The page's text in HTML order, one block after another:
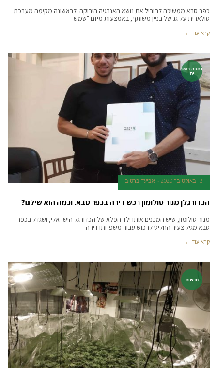
כפר סבא ממשיכה להוביל את נושא האנרגיה הירוקה ולראשונה מקימה מערכת
סולארית על גג של בניין משותף, באמצעות מיזם "שמש
קרא עוד ←
כתבה ראש
ית
13 באוקטובר 2020 אביעד ברטוב
הכדורגלן מנור סולומון רכש דירה בכפר סבא. וכמה הוא שילם?
מנור סולומון, שיש המכנים אותו ילד הפלא של הכדורגל הישראלי, ושגדל בכפר
סבא מגיל צעיר החליט לרכוש עבור משפחתו דירה
קרא עוד ←
חדשות